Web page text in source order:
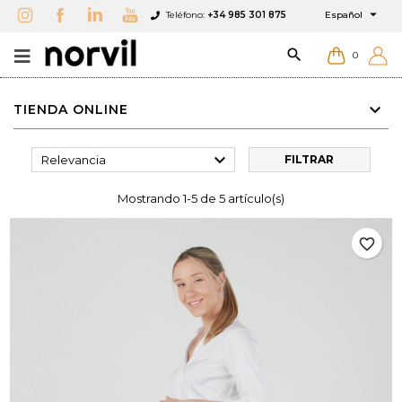
Teléfono: +34 985 301 875 Español 
 0
TIENDA ONLINE
Relevancia  FILTRAR
Mostrando 1-5 de 5 artículo(s)
favorite_border